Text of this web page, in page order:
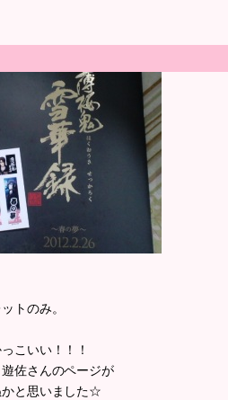
トのみ。
こいい！！！
佐さんのページが
かと思いました☆